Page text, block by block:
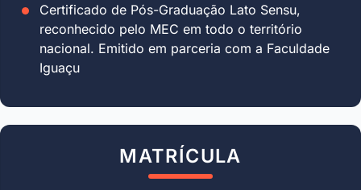
Certificado de Pós-Graduação Lato Sensu,
reconhecido pelo MEC em todo o território
nacional. Emitido em parceria com a Faculdade
Iguaçu
MATRÍCULA